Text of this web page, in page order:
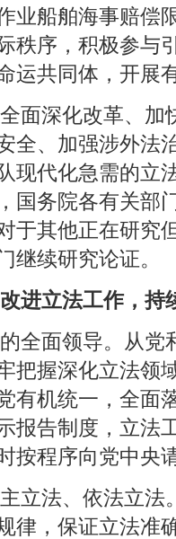
业船舶海事赔偿
秩序，积极参与
运共同体，开展
面深化改革、加
全、加强涉外法
现代化急需的立
国务院各有关部
于其他正在研究
继续研究论证。
进立法工作，持
全面领导。从党
把握深化立法领
有机统一，全面
报告制度，立法
按程序向党中央
立法、依法立法
律，保证立法准